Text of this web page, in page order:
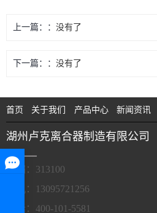
上一篇： 没有了
下一篇： 没有了
首页 关于我们 产品中心 新闻资讯
湖州卢克离合器制造有限公司
邮编：313100
手机：13095721256
电话：400-101-5581